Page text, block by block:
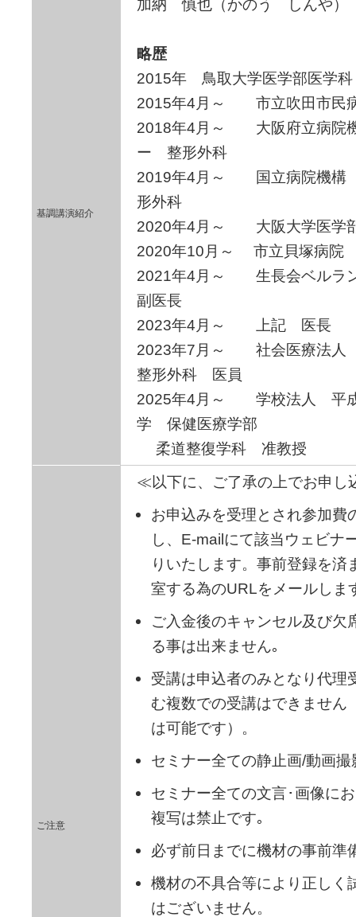
基調講演紹介
加納 慎也（かのう しんや）
略歴
2015年 鳥取大学医学部医学
2015年4月～ 市立吹田市民
2018年4月～ 大阪府立病院
ー 整形外科
2019年4月～ 国立病院機構
形外科
2020年4月～ 大阪大学医学
2020年10月～ 市立貝塚病院
2021年4月～ 生長会ベルラ
副医長
2023年4月～ 上記 医長
2023年7月～ 社会医療法
整形外科 医員
2025年4月～ 学校法人 平
学 保健医療学部
柔道整復学科 准教授
ご注意
≪以下に、ご了承の上でお申し
お申込みを受理とされ参加費
し、E-mailにて該当ウェビナ
りいたします。事前登録を済
室する為のURLをメールしま
ご入金後のキャンセル及び欠
る事は出来ません｡
受講は申込者のみとなり代理
む複数での受講はできません
は可能です）。
セミナー全ての静止画/動画
セミナー全ての文言･画像に
複写は禁止です｡
必ず前日までに機材の事前準
機材の不具合等により正しく
はございません。